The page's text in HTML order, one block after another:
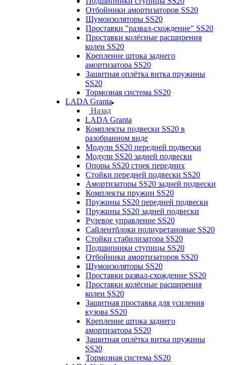
Отбойники амортизаторов SS20
Шумоизоляторы SS20
Проставки "развал-схождение" SS20
Проставки колёсные расширения
колеи SS20
Крепление штока заднего
амортизатора SS20
Защитная оплётка витка пружины
SS20
Тормозная система SS20
LADA Granta
Назад
LADA Granta
Комплекты подвески SS20 в
разобранном виде
Модули SS20 передней подвески
Модули SS20 задней подвески
Опоры SS20 стоек передних
Стойки передней подвески SS20
Амортизаторы SS20 задней подвески
Комплекты пружин SS20
Пружины SS20 передней подвески
Пружины SS20 задней подвески
Рулевое управление SS20
Сайлентблоки полиуретановые SS20
Стойки стабилизатора SS20
Подшипники ступицы SS20
Отбойники амортизаторов SS20
Шумоизоляторы SS20
Проставки развал-схождение SS20
Проставки колёсные расширения
колеи SS20
Защитная проставка для усиления
кузова SS20
Крепление штока заднего
амортизатора SS20
Защитная оплётка витка пружины
SS20
Тормозная система SS20